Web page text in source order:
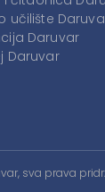
učilište
Daruvar
Daruvar
sva prava